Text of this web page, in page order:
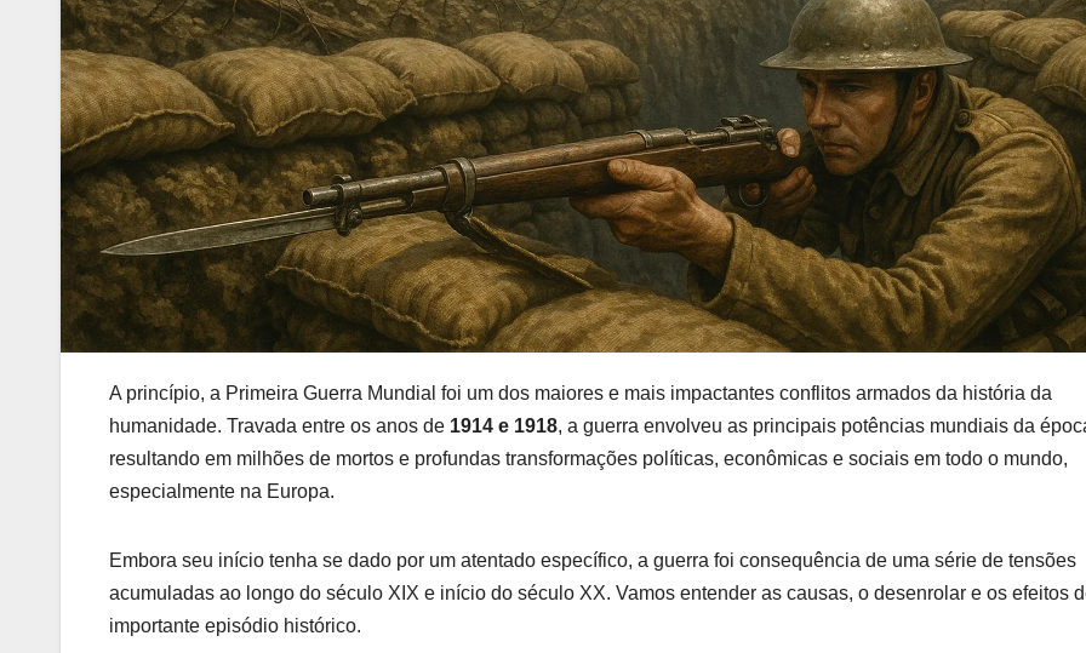
A princípio, a Primeira Guerra Mundial foi um dos maiores e mais impactantes conflitos armados da história da
humanidade. Travada entre os anos de 1914 e 1918, a guerra envolveu as principais potências mundiais da
resultando em milhões de mortos e profundas transformações políticas, econômicas e sociais em todo o mundo,
especialmente na Europa.
Embora seu início tenha se dado por um atentado específico, a guerra foi consequência de uma série de tensões
acumuladas ao longo do século XIX e início do século XX. Vamos entender as causas, o desenrolar e os efeitos
importante episódio histórico.